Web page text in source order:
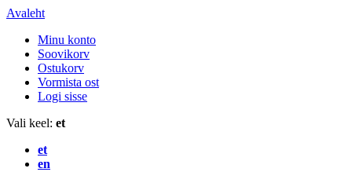
Avaleht
Minu konto
Soovikorv
Ostukorv
Vormista ost
Logi sisse
Vali keel: et
et
en